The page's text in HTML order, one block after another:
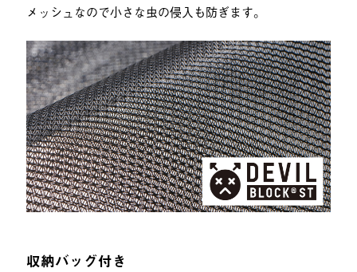
メッシュなので小さな虫の侵入も防ぎます。
収納バッグ付き